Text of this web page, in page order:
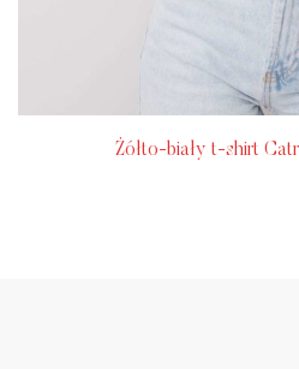
Żółto-biały t-shirt